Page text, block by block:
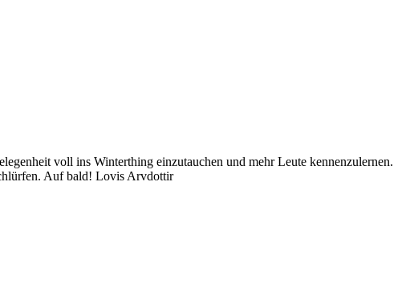
voll ins Winterthing einzutauchen und mehr Leute kennenzulernen.
Auf bald! Lovis Arvdottir